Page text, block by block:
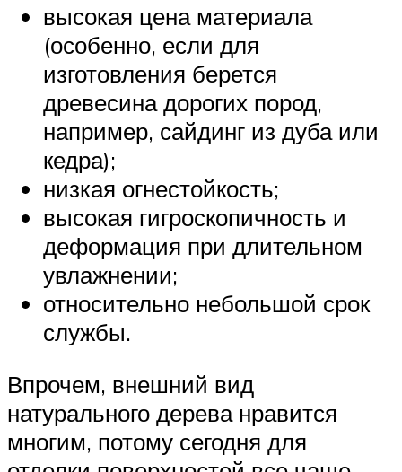
высокая цена материала
(особенно, если для
изготовления берется
древесина дорогих пород,
например, сайдинг из дуба или
кедра);
низкая огнестойкость;
высокая гигроскопичность и
деформация при длительном
увлажнении;
относительно небольшой срок
службы.
Впрочем, внешний вид
натурального дерева нравится
многим, потому сегодня для